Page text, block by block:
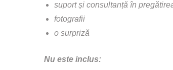
suport și consultanță în
fotografii
o surpriză
Nu este inclus: